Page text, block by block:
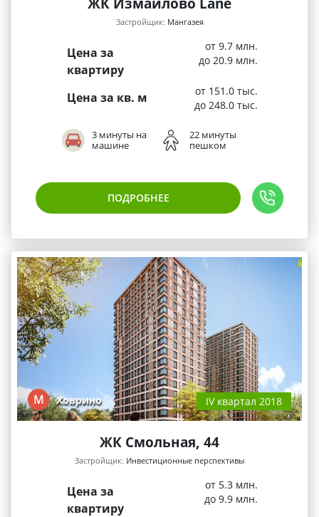
Застройщик: Мангазея
Цена за
квартиру
от 9.7 млн.
до 20.9 млн.
Цена за кв. м
от 151.0 тыс.
до 248.0 тыс.
3 минуты на
машине
22 минуты
пешком
ПОДРОБНЕЕ
М Ховрино IV квартал 2018
ЖК Смольная, 44
Застройщик: Инвестиционные перспективы
Цена за
квартиру
от 5.3 млн.
до 9.9 млн.